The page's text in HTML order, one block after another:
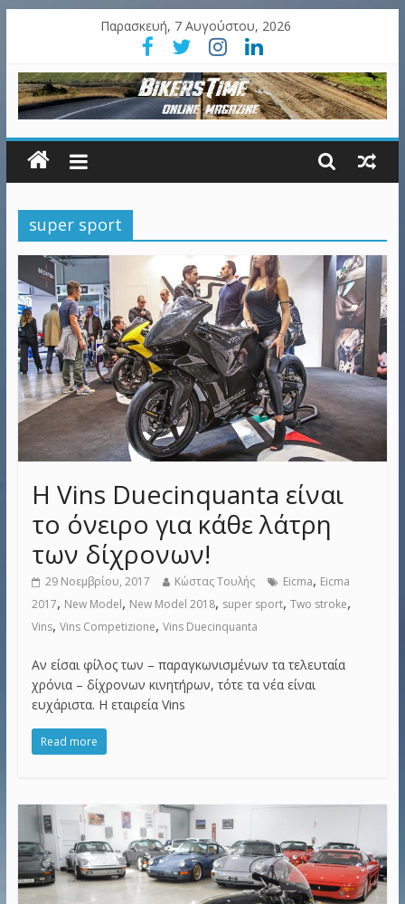
Παρασκευή, 7 Αυγούστου, 2026
super sport
Η Vins Duecinquanta είναι
το όνειρο για κάθε λάτρη
των δίχρονων!
29 Νοεμβρίου, 2017 Κώστας Τουλής Eicma, Eicma
2017, New Model, New Model 2018, super sport, Two stroke,
Vins, Vins Competizione, Vins Duecinquanta
Αν είσαι φίλος των – παραγκωνισμένων τα τελευταία
χρόνια – δίχρονων κινητήρων, τότε τα νέα είναι
ευχάριστα. Η εταιρεία Vins
Read more